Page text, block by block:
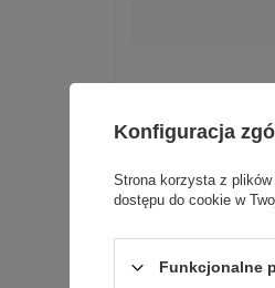
Podmiot
Konfiguracja
Strona korzysta z plików
dostępu do cookie w
Funkcjonalne